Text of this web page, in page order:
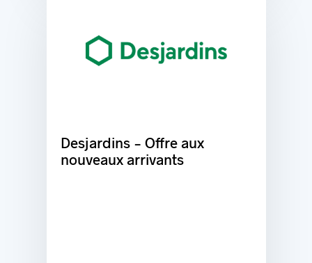
Desjardins - Offre aux
nouveaux arrivants